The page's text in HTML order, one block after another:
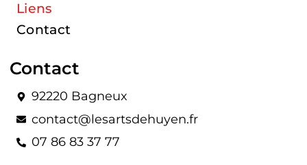
Liens
Contact
Contact
92220 Bagneux
contact@lesartsdehuyen.fr
07 86 83 37 77